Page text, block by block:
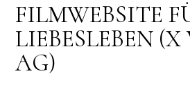
FILMWEBSITE
LIEBESLEBEN
AG)